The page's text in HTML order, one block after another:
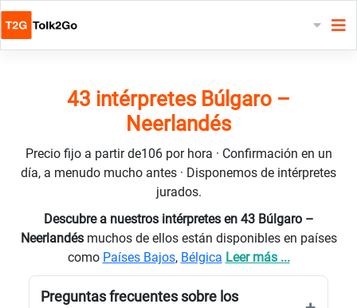
43 intérpretes Búlgaro –
Neerlandés
Precio fijo a partir de106 por hora · Confirmación en un
día, a menudo mucho antes · Disponemos de intérpretes
jurados.
Descubre a nuestros intérpretes en 43 Búlgaro –
Neerlandés muchos de ellos están disponibles en países
como Países Bajos, Bélgica Leer más ...
Preguntas frecuentes sobre los